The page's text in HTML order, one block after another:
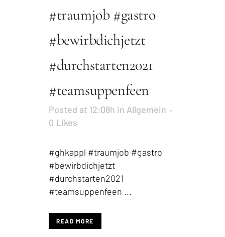
#traumjob #gastro
#bewirbdichjetzt
#durchstarten2021
#teamsuppenfeen
Posted at 12:08h in Allgemein
0 Likes
#ghkappl #traumjob #gastro
#bewirbdichjetzt
#durchstarten2021
#teamsuppenfeen ...
READ MORE